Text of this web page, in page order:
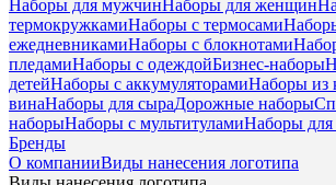
Наборы для мужчинНаборы для женщин
термокружкамиНаборы с термосами
ежедневникамиНаборы с блокнотами
пледамиНаборы с одеждойБизнес-наборы
детейНаборы с аккумуляторамиНаборы из
винаНаборы для сыраДорожные наборы
наборыНаборы с мультитуламиНаборы
Бренды
О компанииВиды нанесения логотипа